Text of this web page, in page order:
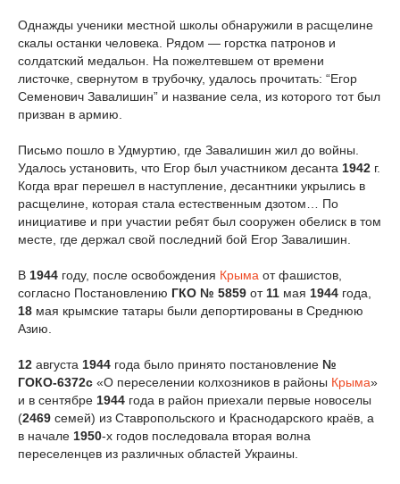
Однажды ученики местной школы обнаружили в расщелине
скалы останки человека. Рядом — горстка патронов и
солдатский медальон. На пожелтевшем от времени
листочке, свернутом в трубочку, удалось прочитать: “Егор
Семенович Завалишин” и название села, из которого тот был
призван в армию.
Письмо пошло в Удмуртию, где Завалишин жил до войны.
Удалось установить, что Егор был участником десанта 1942 г.
Когда враг перешел в наступление, десантники укрылись в
расщелине, которая стала естественным дзотом… По
инициативе и при участии ребят был сооружен обелиск в том
месте, где держал свой последний бой Егор Завалишин.
В 1944 году, после освобождения Крыма от фашистов,
согласно Постановлению ГКО № 5859 от 11 мая 1944 года,
18 мая крымские татары были депортированы в Среднюю
Азию.
12 августа 1944 года было принято постановление №
ГОКО-6372с «О переселении колхозников в районы Крыма»
и в сентябре 1944 года в район приехали первые новоселы
(2469 семей) из Ставропольского и Краснодарского краёв, а
в начале 1950-х годов последовала вторая волна
переселенцев из различных областей Украины.